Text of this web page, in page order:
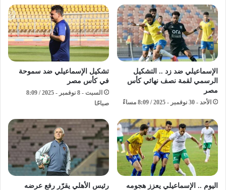
الإسماعيلي ضد زد .. التشكيل
الرسمي لقمة نصف نهائي كأس
مصر
الأحد - 30 نوفمبر - 2025 / 8:09 مساءً
تشكيل الإسماعيلي ضد سموحة
في كأس مصر
السبت - 8 نوفمبر - 2025 / 8:09
صباحًا
اليوم .. الإسماعيلي يعزز هجومه
رئيس الأهلي يقرّر رفع عرضه